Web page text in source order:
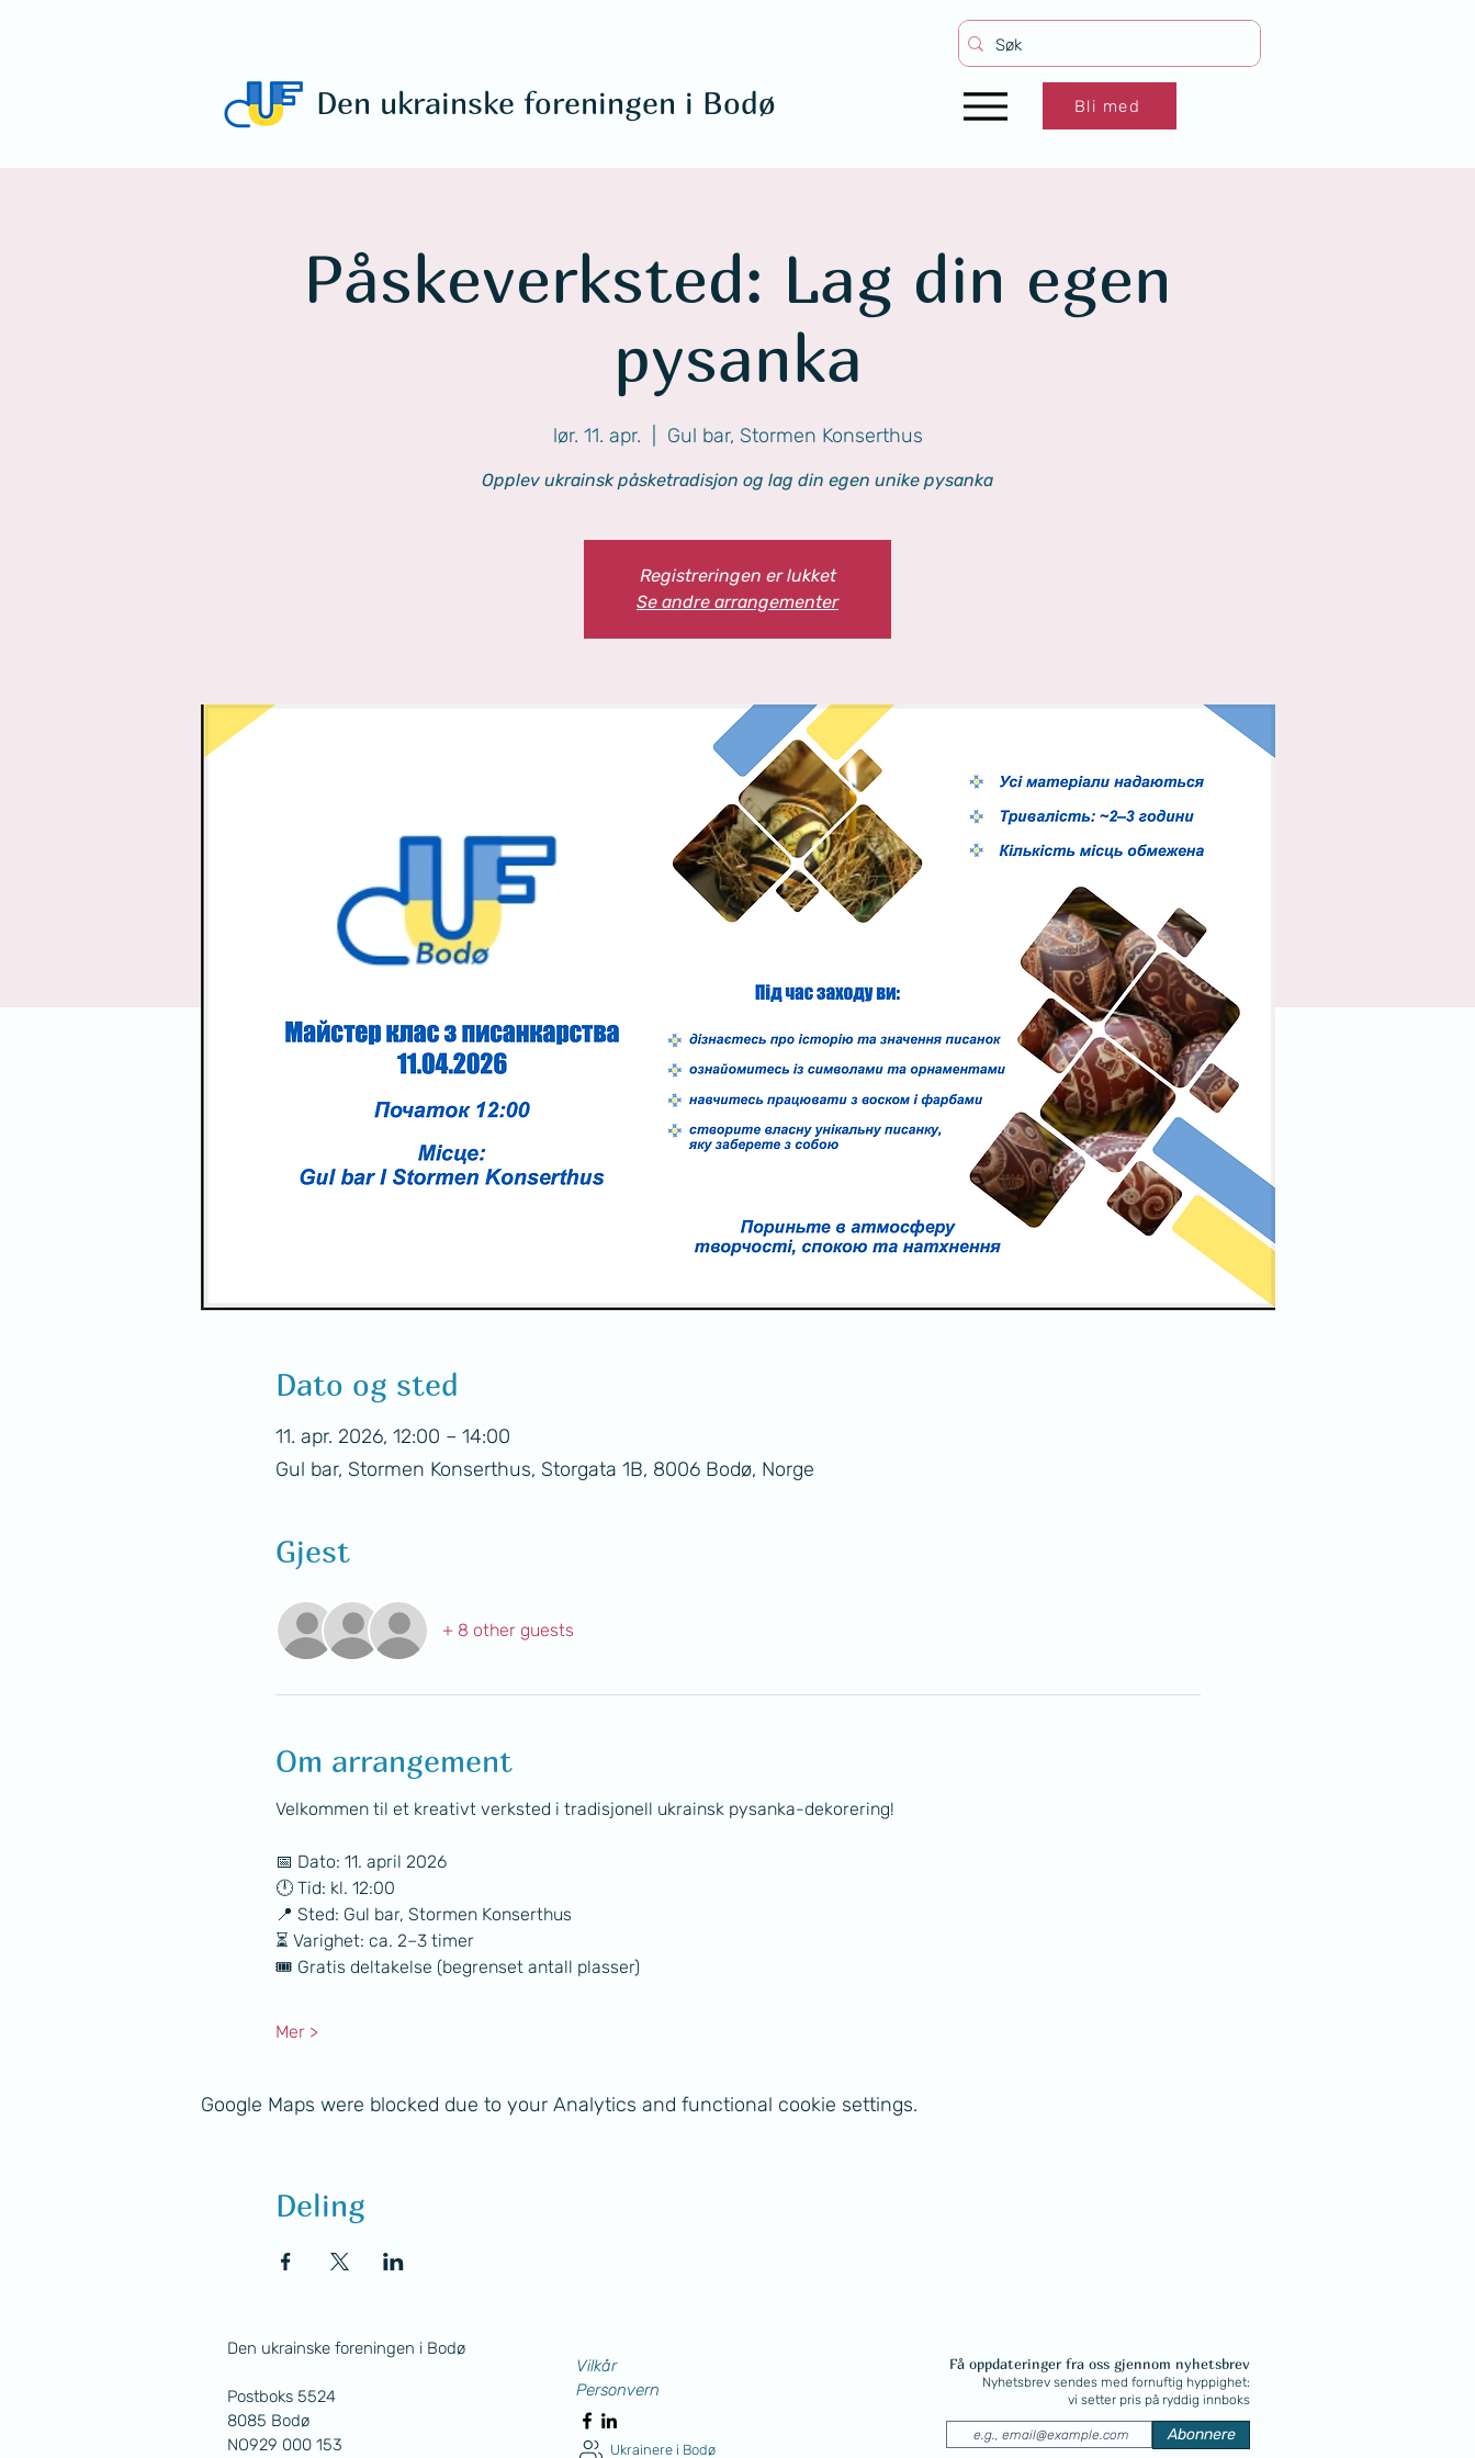
Den ukrainske foreningen i Bodø Bli med
Påskeverksted: Lag din egen
pysanka
lør. 11. apr. Gul bar, Stormen Konserthus
Opplev ukrainsk påsketradisjon og lag din egen unike pysanka
Registreringen er lukket
Se andre arrangementer
Dato og sted
11. apr. 2026, 12:00 – 14:00
Gul bar, Stormen Konserthus, Storgata 1B, 8006 Bodø, Norge
Gjest
+ 8 other guests
Om arrangement
Velkommen til et kreativt verksted i tradisjonell ukrainsk pysanka-dekorering!
📅 Dato: 11. april 2026
🕛 Tid: kl. 12:00
📍 Sted: Gul bar, Stormen Konserthus
⏳ Varighet: ca. 2–3 timer
🎟 Gratis deltakelse (begrenset antall plasser)
Mer >
Google Maps were blocked due to your Analytics and functional cookie settings.
Deling
Den ukrainske foreningen i Bodø
Postboks 5524
8085 Bodø
NO929 000 153
Vilkår
Personvern
Ukrainere i Bodø
Få oppdateringer fra oss gjennom nyhetsbrev
Nyhetsbrev sendes med fornuftig hyppighet:
vi setter pris på ryddig innboks
Abonnere